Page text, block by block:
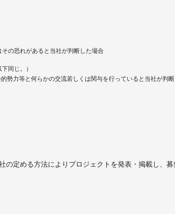
の恐れがあると当社が判断した場合
同じ。）
勢力等と何らかの交流若しくは関与を行っていると当社が判
の定める方法によりプロジェクトを発表・掲載し、